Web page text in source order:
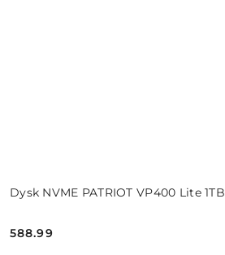
Dysk NVME PATRIOT VP400 Lite 1TB
Cena:
588.99